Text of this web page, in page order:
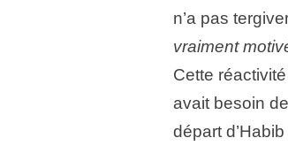
n’a pas
vraiment
Cette
avait besoin
départ